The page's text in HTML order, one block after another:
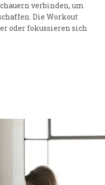
verbinden, um
Die Workout
oder fokussieren sich